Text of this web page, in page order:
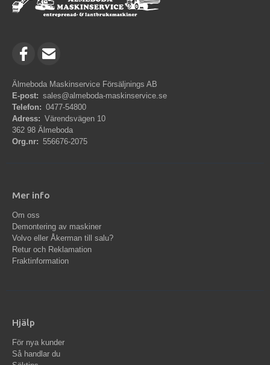
Älmeboda Maskinservice Försäljnings AB
E-post: sales@almeboda-maskinservice.se
Telefon: 0477-54800
Adress: Värendsvägen 10
362 98 Älmeboda
Org.nr: 556676-2075
Mer info
Om oss
Demontering av maskiner
Volvo eller Åkerman till salu?
Retur och Reklamation
Fraktinformation
Hjälp
För nya kunder
Så handlar du